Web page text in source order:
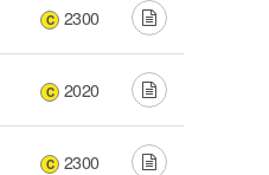
C 2300
C 2020
C 2300